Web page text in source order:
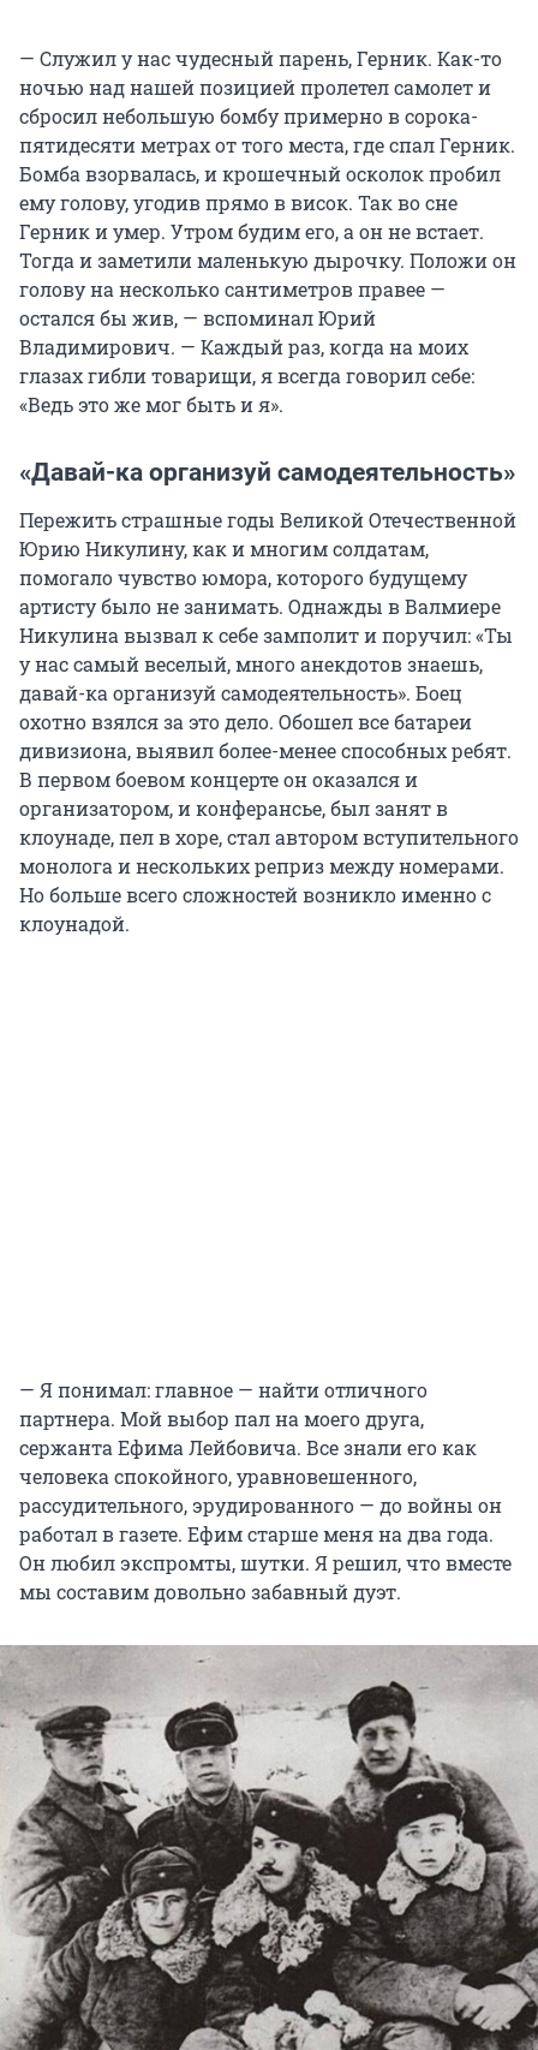
— Служил у нас чудесный парень, Герник. Как-то
ночью над нашей позицией пролетел самолет и
сбросил небольшую бомбу примерно в сорока-
пятидесяти метрах от того места, где спал Герник.
Бомба взорвалась, и крошечный осколок пробил
ему голову, угодив прямо в висок. Так во сне
Герник и умер. Утром будим его, а он не встает.
Тогда и заметили маленькую дырочку. Положи он
голову на несколько сантиметров правее —
остался бы жив, — вспоминал Юрий
Владимирович. — Каждый раз, когда на моих
глазах гибли товарищи, я всегда говорил себе:
«Ведь это же мог быть и я».
«Давай-ка организуй самодеятельность»
Пережить страшные годы Великой Отечественной
Юрию Никулину, как и многим солдатам,
помогало чувство юмора, которого будущему
артисту было не занимать. Однажды в Валмиере
Никулина вызвал к себе замполит и поручил: «Ты
у нас самый веселый, много анекдотов знаешь,
давай-ка организуй самодеятельность». Боец
охотно взялся за это дело. Обошел все батареи
дивизиона, выявил более-менее способных ребят.
В первом боевом концерте он оказался и
организатором, и конферансье, был занят в
клоунаде, пел в хоре, стал автором вступительного
монолога и нескольких реприз между номерами.
Но больше всего сложностей возникло именно с
клоунадой.
— Я понимал: главное — найти отличного
партнера. Мой выбор пал на моего друга,
сержанта Ефима Лейбовича. Все знали его как
человека спокойного, уравновешенного,
рассудительного, эрудированного — до войны он
работал в газете. Ефим старше меня на два года.
Он любил экспромты, шутки. Я решил, что вместе
мы составим довольно забавный дуэт.